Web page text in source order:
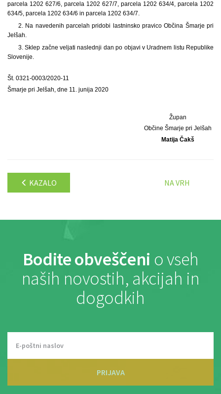
parcela 1202 627/6, parcela 1202 627/7, parcela 1202 634/4, parcela 1202
634/5, parcela 1202 634/6 in parcela 1202 634/7.
2. Na navedenih parcelah pridobi lastninsko pravico Občina Šmarje pri
Jelšah.
3. Sklep začne veljati naslednji dan po objavi v Uradnem listu Republike
Slovenije.
Št. 0321-0003/2020-11
Šmarje pri Jelšah, dne 11. junija 2020
Župan
Občine Šmarje pri Jelšah
Matija Čakš
KAZALO NA VRH
Bodite obveščeni o vseh
naših novostih, akcijah in
dogodkih
PRIJAVA